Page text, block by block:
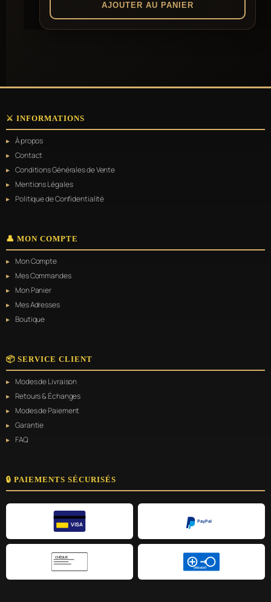
AJOUTER AU PANIER
⚔️ INFORMATIONS
À propos
Contact
Conditions Générales de Vente
Mentions Légales
Politique de Confidentialité
👤 MON COMPTE
Mon Compte
Mes Commandes
Mon Panier
Mes Adresses
Boutique
📦 SERVICE CLIENT
Modes de Livraison
Retours & Échanges
Modes de Paiement
Garantie
FAQ
🔒 PAIEMENTS SÉCURISÉS
VISA
PayPal
CHÈQUE
VIREMENT